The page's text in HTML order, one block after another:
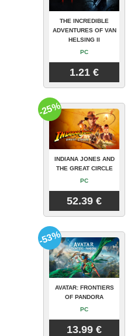
THE INCREDIBLE
ADVENTURES OF VAN
HELSING II
PC
1.21 €
INDIANA JONES AND
THE GREAT CIRCLE
PC
52.39 €
-25%
AVATAR: FRONTIERS
OF PANDORA
PC
13.99 €
-53%